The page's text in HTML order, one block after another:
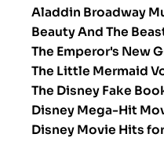
Aladdin Broadway
Beauty And The
The Emperor's New
The Little Mermaid
The Disney Fake
Disney Mega-Hit
Disney Movie Hits